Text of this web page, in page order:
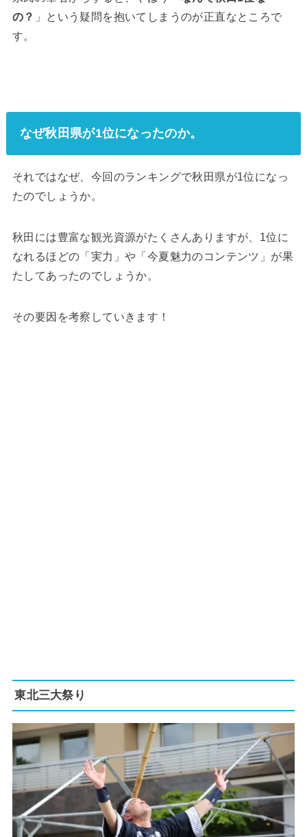
の？ 」という疑問を抱いてしまうのが正直なところで
す。
なぜ秋田県が1位になったのか。
それではなぜ、今回のランキングで秋田県が1位になっ
たのでしょうか。
秋田には豊富な観光資源がたくさんありますが、1位に
なれるほどの「実力」や「今夏魅力のコンテンツ」が果
たしてあったのでしょうか。
その要因を考察していきます！
東北三大祭り